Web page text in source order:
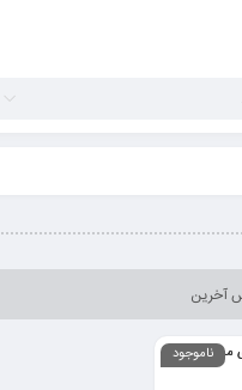
ناموجود